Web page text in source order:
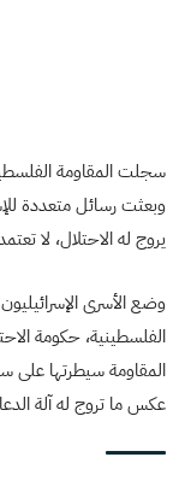
سجلت المقاومة
وبعثت رسائل متعددة
يروج له الاحتلال، لا
وضع الأسرى
الفلسطينية، حكومة
المقاومة سيطرتها على
عكس ما تروج له آلة